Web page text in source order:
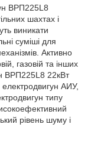
ВРП225L8
шахтах і
виникати
суміші для
Активно
газовій та інших
ВРП225L8 22кВт
електродвигун АИУ,
типу
рівень шуму і